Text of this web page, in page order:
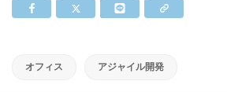
オフィス アジャイル開発